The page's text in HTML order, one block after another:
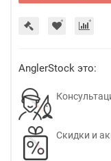
AnglerStock это:
Скидки и